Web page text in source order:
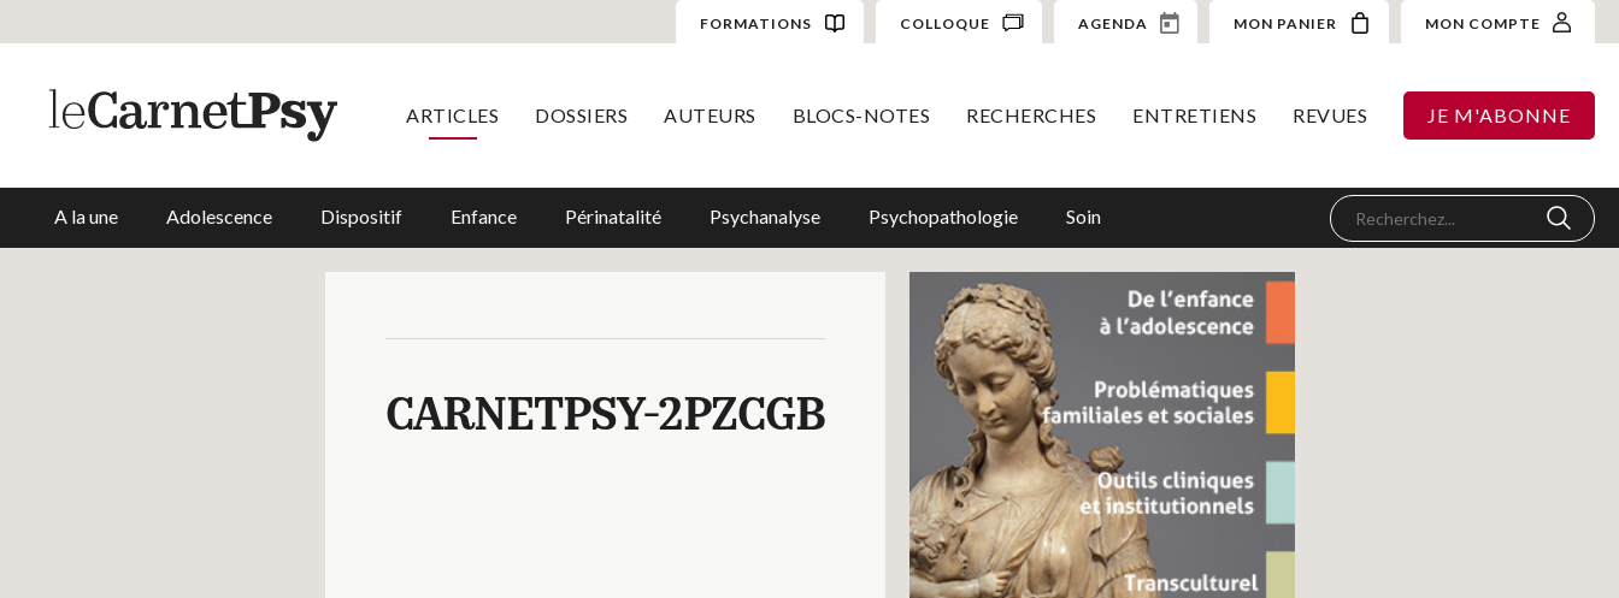
FORMATIONS COLLOQUE AGENDA MON PANIER MON COMPTE
ARTICLES DOSSIERS AUTEURS BLOCS-NOTES RECHERCHES ENTRETIENS REVUES JE M'ABONNE
A la une Adolescence Dispositif Enfance Périnatalité Psychanalyse Psychopathologie Soin
CARNETPSY-2PZCGB